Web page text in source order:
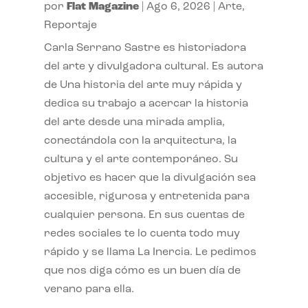
por Flat Magazine| Ago 6, 2026 Arte,
Reportaje
Carla Serrano Sastre es historiadora
del arte y divulgadora cultural. Es autora
de Una historia del arte muy rápida y
dedica su trabajo a acercar la historia
del arte desde una mirada amplia,
conectándola con la arquitectura, la
cultura y el arte contemporáneo. Su
objetivo es hacer que la divulgación sea
accesible, rigurosa y entretenida para
cualquier persona. En sus cuentas de
redes sociales te lo cuenta todo muy
rápido y se llama La Inercia. Le pedimos
que nos diga cómo es un buen día de
verano para ella.